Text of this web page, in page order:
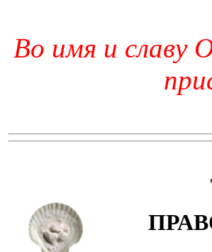
Во имя и славу